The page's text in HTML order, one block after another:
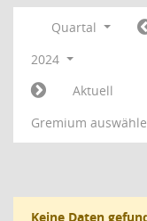
Quartal
2024
Aktuell
Gremium
Keine Daten